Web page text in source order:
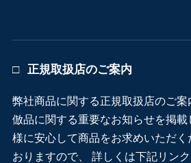
正規取扱店のご案内
弊社商品に関する正規取扱店のご
倣品に関する重要なお知らせを掲
様に安心して商品をお求めいただく
おりますので、 詳しくは下記リン